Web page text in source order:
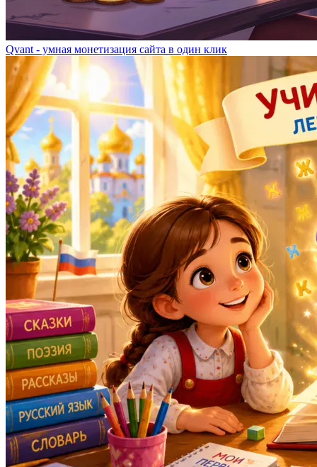
Qvant - умная монетизация сайта в один клик